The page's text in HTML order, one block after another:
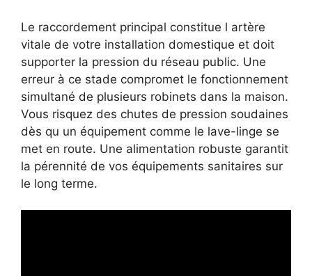
Le raccordement principal constitue l artère
vitale de votre installation domestique et doit
supporter la pression du réseau public. Une
erreur à ce stade compromet le fonctionnement
simultané de plusieurs robinets dans la maison.
Vous risquez des chutes de pression soudaines
dès qu un équipement comme le lave-linge se
met en route. Une alimentation robuste garantit
la pérennité de vos équipements sanitaires sur
le long terme.